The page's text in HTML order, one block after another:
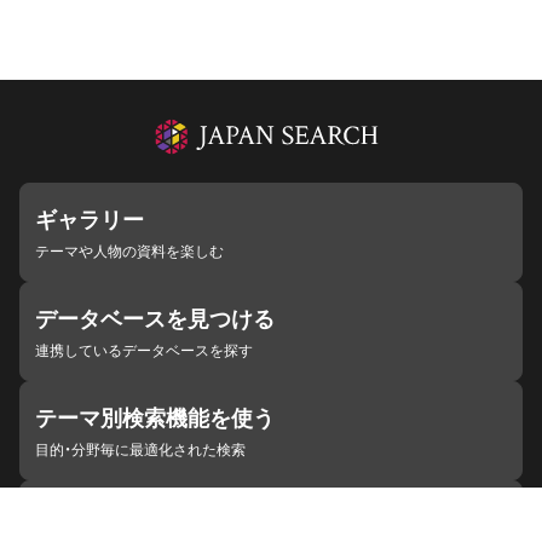
ギャラリー
テーマや人物の資料を楽しむ
データベースを見つける
連携しているデータベースを探す
テーマ別検索機能を使う
目的・分野毎に最適化された検索